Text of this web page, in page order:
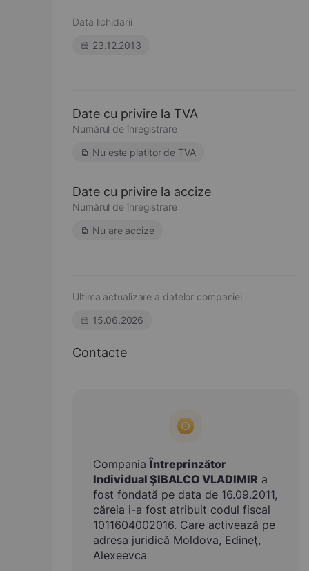
Data lichidarii
23.12.2013
Date cu privire la TVA
Numărul de înregistrare
Nu este platitor de TVA
Date cu privire la accize
Numărul de înregistrare
Nu are accize
Ultima actualizare a datelor companiei
15.06.2026
Contacte
CompaniaÎntreprinzător
Individual ŞIBALCO VLADIMIR a
fost fondată pe data de 16.09.2011,
căreia i-a fost atribuit codul fiscal
1011604002016. Care activează pe
adresa juridică Moldova, Edineţ,
Alexeevca